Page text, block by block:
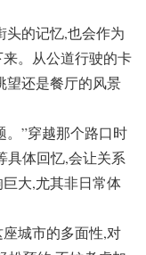
头的记忆,也会作为
。从公道行驶的卡
望还是餐厅的风景
。”穿越那个路口时
具体回忆,会让关系
大,尤其非日常体
城市的多面性,对